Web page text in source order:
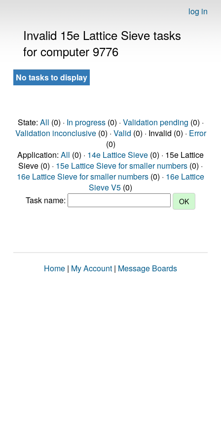
log in
Invalid 15e Lattice Sieve tasks
for computer 9776
No tasks to display
State: All (0) · In progress(0) · Validation pending (0) ·
Validation inconclusive(0) · Valid (0) · Invalid (0) · Error
(0)
Application: All (0) · 14e Lattice Sieve (0) · 15e Lattice
Sieve (0) · 15e Lattice Sieve for smaller numbers (0) ·
16e Lattice Sieve for smaller numbers (0) · 16e Lattice
Sieve V5 (0)
Task name:
Home | My Account | Message Boards